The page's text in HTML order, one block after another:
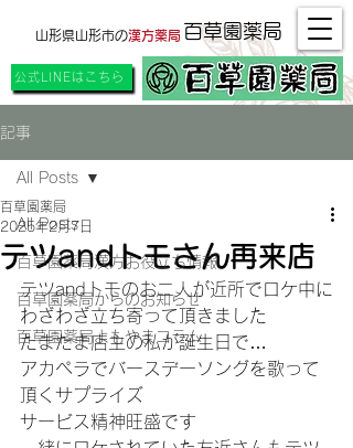
百草園薬局
山形県山形市の漢方薬局
公式LINEはこちら
記事
All Posts
百草園薬局漢方お役立ち情報
百草園薬局からのお知らせ
百草園薬局よもやまコラム
All Posts
テツandトモさん再来店
百草園薬局
2025年2月7日
テツandトモのお二人が近所でロケ中に
わざわざ立ち寄って頂きました
たまたま店主の私が誕生日で…
アカペラでバースデーソングを歌って
頂くサプライズ
サービス精神旺盛です